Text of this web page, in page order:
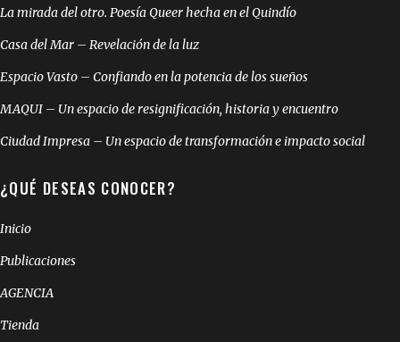
La mirada del otro. Poesía Queer hecha en el Quindío
Casa del Mar – Revelación de la luz
Espacio Vasto – Confiando en la potencia de los sueños
MAQUI – Un espacio de resignificación, historia y encuentro
Ciudad Impresa – Un espacio de transformación e impacto social
¿QUÉ DESEAS CONOCER?
Inicio
Publicaciones
AGENCIA
Tienda